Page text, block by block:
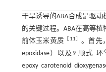
干旱诱导的ABA合成是驱
的关键过程。ABA在高等
前体玉米黄质
11
。首先
epoxidase）以及9-顺式-
epoxy carotenoid